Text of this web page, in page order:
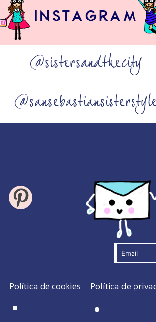
@sistersandthecity
Política de cookies Política de